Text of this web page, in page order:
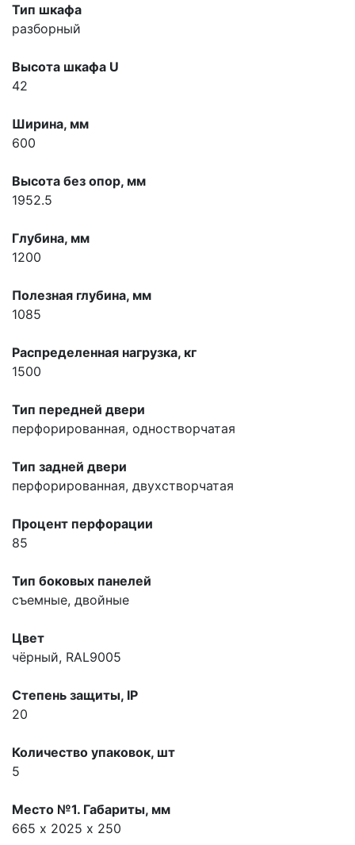
Тип шкафа
разборный
Высота шкафа U
42
Ширина, мм
600
Высота без опор, мм
1952.5
Глубина, мм
1200
Полезная глубина, мм
1085
Распределенная нагрузка, кг
1500
Тип передней двери
перфорированная, одностворчатая
Тип задней двери
перфорированная, двухстворчатая
Процент перфорации
85
Тип боковых панелей
съемные, двойные
Цвет
чёрный, RAL9005
Степень защиты, IP
20
Количество упаковок, шт
5
Место №1. Габариты, мм
665 х 2025 х 250